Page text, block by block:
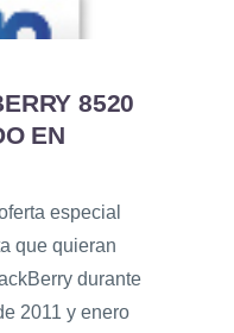
8520
EN
especial
que quieran
durante
2011 y enero